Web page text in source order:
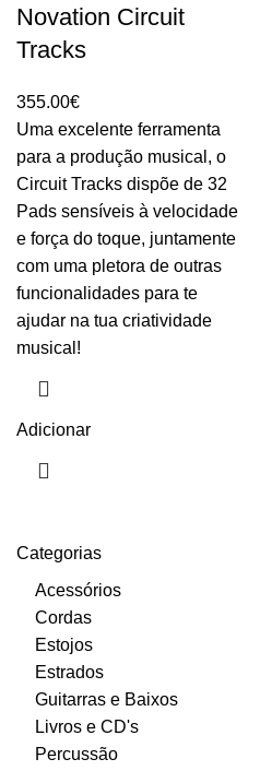
Categorias
Acessórios
Cordas
Estojos
Estrados
Guitarras e Baixos
Livros e CD's
Percussão
Novation Circuit
Tracks
355.00€
Uma excelente ferramenta
para a produção musical, o
Circuit Tracks dispõe de 32
Pads sensíveis à velocidade
e força do toque, juntamente
com uma pletora de outras
funcionalidades para te
ajudar na tua criatividade
musical!
Adicionar